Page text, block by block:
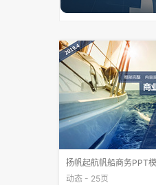
扬帆起航帆船商务PPT
动态 - 25页